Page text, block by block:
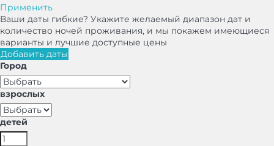
Применить
Ваши даты гибкие? Укажите желаемый диапазон дат и
количество ночей проживания, и мы покажем имеющиеся
варианты и лучшие доступные цены
Добавить даты
Город
взрослых
детей